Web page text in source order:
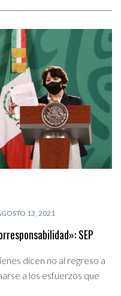
13, 2021
SEP
dicen no al regreso a
a los esfuerzos que